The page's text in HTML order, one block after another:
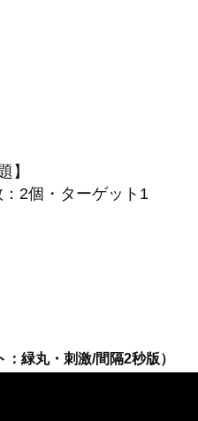
】
2個・ターゲット1
緑丸・刺激/間隔2秒版）